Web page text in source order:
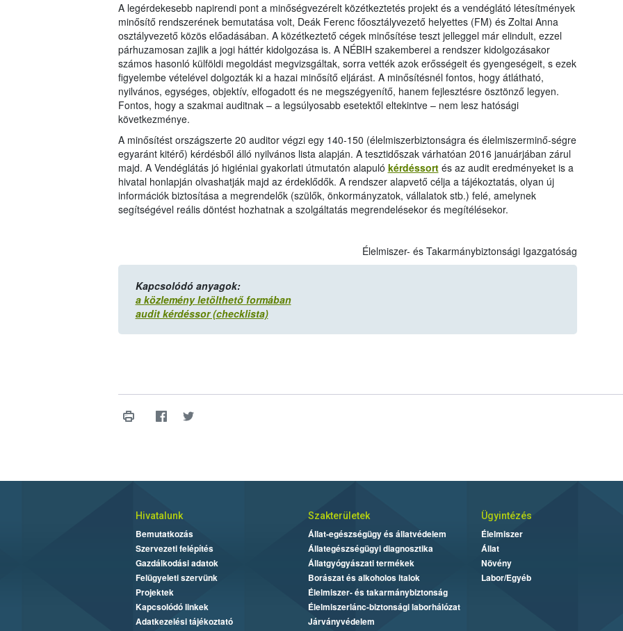
A legérdekesebb napirendi pont a minőségvezérelt közétkeztetés projekt és a vendéglátó létesítmények
minősítő rendszerének bemutatása volt, Deák Ferenc főosztályvezető helyettes (FM) és Zoltai Anna
osztályvezető közös előadásában. A közétkeztető cégek minősítése teszt jelleggel már elindult, ezzel
párhuzamosan zajlik a jogi háttér kidolgozása is. A NÉBIH szakemberei a rendszer kidolgozásakor
számos hasonló külföldi megoldást megvizsgáltak, sorra vették azok erősségeit és gyengeségeit, s ezek
figyelembe vételével dolgozták ki a hazai minősítő eljárást. A minősítésnél fontos, hogy átlátható,
nyilvános, egységes, objektív, elfogadott és ne megszégyenítő, hanem fejlesztésre ösztönző legyen.
Fontos, hogy a szakmai auditnak – a legsúlyosabb esetektől eltekintve – nem lesz hatósági
következménye.
A minősítést országszerte 20 auditor végzi egy 140-150 (élelmiszerbiztonságra és élelmiszerminő-ségre
egyaránt kitérő) kérdésből álló nyilvános lista alapján. A tesztidőszak várhatóan 2016 januárjában zárul
majd. A Vendéglátás jó higiéniai gyakorlati útmutatón alapuló kérdéssortés az audit eredményeket is a
hivatal honlapján olvashatják majd az érdeklődők. A rendszer alapvető célja a tájékoztatás, olyan új
információk biztosítása a megrendelők (szülők, önkormányzatok, vállalatok stb.) felé, amelynek
segítségével reális döntést hozhatnak a szolgáltatás megrendelésekor és megítélésekor.
Élelmiszer- és Takarmánybiztonsági Igazgatóság
Kapcsolódó anyagok:
a közlemény letölthető formában
audit kérdéssor (checklista)
Hivatalunk
Bemutatkozás
Szervezeti felépítés
Gazdálkodási adatok
Felügyeleti szervünk
Projektek
Kapcsolódó linkek
Adatkezelési tájékoztató
Szakterületek
Állat-egészségügy és állatvédelem
Állategészségügyi diagnosztika
Állatgyógyászati termékek
Borászat és alkoholos italok
Élelmiszer- és takarmánybiztonság
Élelmiszerlánc-biztonsági laborhálózat
Járványvédelem
Ügyintézés
Élelmiszer
Állat
Növény
Labor/Egyéb